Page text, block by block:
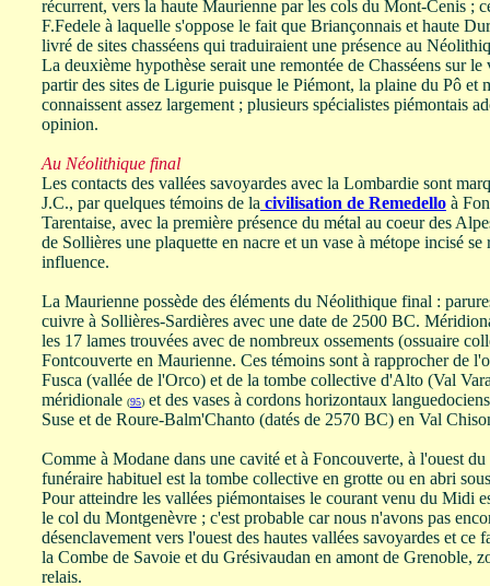
récurrent, vers la haute Maurienne par les cols du Mont-Cenis ;
F.Fedele à laquelle s'oppose le fait que Briançonnais et haute
livré de sites chasséens qui traduiraient une présence au
La deuxième hypothèse serait une remontée de Chasséens sur
partir des sites de Ligurie puisque le Piémont, la plaine du Pô et
connaissent assez largement ; plusieurs spécialistes piémontais
opinion.
Au Néolithique final
Les contacts des vallées savoyardes avec la Lombardie sont
J.C., par quelques témoins de la civilisation de Remedello à
Tarentaise, avec la première présence du métal au coeur des
de Sollières une plaquette en nacre et un vase à métope incisé se
influence.
La Maurienne possède des éléments du Néolithique final :
cuivre à Sollières-Sardières avec une date de 2500 BC.
les 17 lames trouvées avec de nombreux ossements (ossuaire
Fontcouverte en Maurienne. Ces témoins sont à rapprocher de
Fusca (vallée de l'Orco) et de la tombe collective d'Alto (Val
méridionale (95) et des vases à cordons horizontaux
Suse et de Roure-Balm'Chanto (datés de 2570 BC) en Val
Comme à Modane dans une cavité et à Foncouverte, à l'ouest
funéraire habituel est la tombe collective en grotte ou en abri
Pour atteindre les vallées piémontaises le courant venu du Midi
le col du Montgenèvre ; c'est probable car nous n'avons pas
désenclavement vers l'ouest des hautes vallées savoyardes et ce
la Combe de Savoie et du Grésivaudan en amont de Grenoble,
relais.